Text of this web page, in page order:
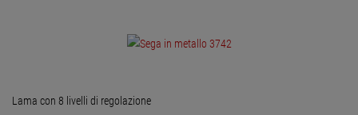
Lama con 8 livelli di regolazione